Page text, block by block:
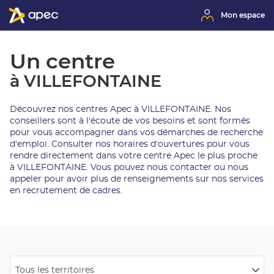
Mon espace
Un centre
à VILLEFONTAINE
Découvrez nos centres Apec à VILLEFONTAINE. Nos
conseillers sont à l'écoute de vos besoins et sont formés
pour vous accompagner dans vos démarches de recherche
d'emploi. Consulter nos horaires d'ouvertures pour vous
rendre directement dans votre centre Apec le plus proche
à VILLEFONTAINE. Vous pouvez nous contacter ou nous
appeler pour avoir plus de renseignements sur nos services
en recrutement de cadres.
Tous les territoires